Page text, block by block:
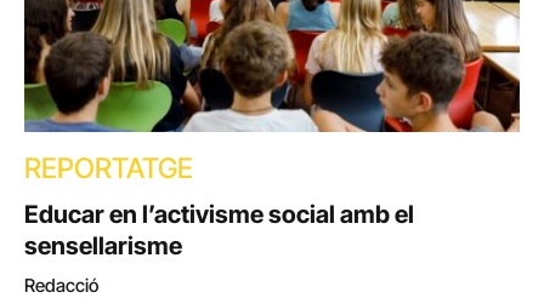
REPORTATGE
Educar en l’activisme social amb el
sensellarisme
Redacció